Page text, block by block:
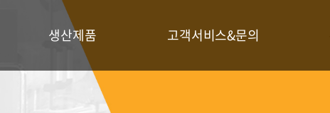
생산제품 고객서비스&문의